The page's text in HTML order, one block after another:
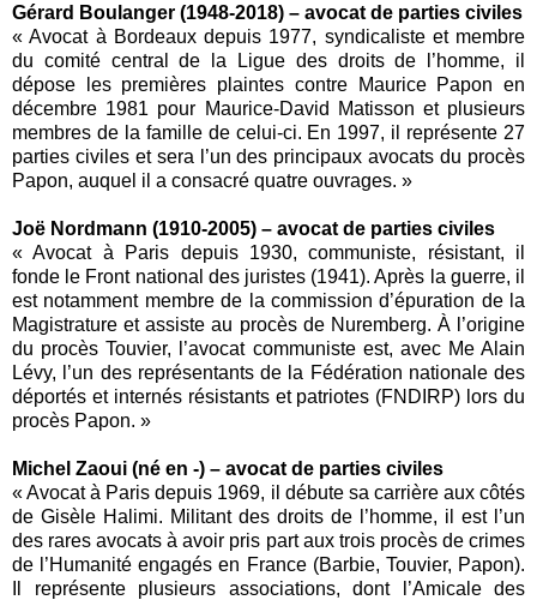
Gérard Boulanger (1948-2018) – avocat de parties civiles
« Avocat à Bordeaux depuis 1977, syndicaliste et membre
du comité central de la Ligue des droits de l’homme, il
dépose les premières plaintes contre Maurice Papon en
décembre 1981 pour Maurice-David Matisson et plusieurs
membres de la famille de celui-ci. En 1997, il représente 27
parties civiles et sera l’un des principaux avocats du procès
Papon, auquel il a consacré quatre ouvrages. »
Joë Nordmann (1910-2005) – avocat de parties civiles
« Avocat à Paris depuis 1930, communiste, résistant, il
fonde le Front national des juristes (1941). Après la guerre, il
est notamment membre de la commission d’épuration de la
Magistrature et assiste au procès de Nuremberg. À l’origine
du procès Touvier, l’avocat communiste est, avec Me Alain
Lévy, l’un des représentants de la Fédération nationale des
déportés et internés résistants et patriotes (FNDIRP) lors du
procès Papon. »
Michel Zaoui (né en -) – avocat de parties civiles
« Avocat à Paris depuis 1969, il débute sa carrière aux côtés
de Gisèle Halimi. Militant des droits de l’homme, il est l’un
des rares avocats à avoir pris part aux trois procès de crimes
de l’Humanité engagés en France (Barbie, Touvier, Papon).
Il représente plusieurs associations, dont l’Amicale des